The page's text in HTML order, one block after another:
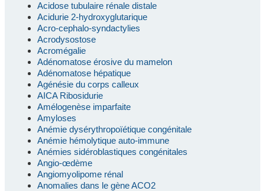
Acidose tubulaire rénale distale
Acidurie 2-hydroxyglutarique
Acro-cephalo-syndactylies
Acrodysostose
Acromégalie
Adénomatose érosive du mamelon
Adénomatose hépatique
Agénésie du corps calleux
AICA Ribosidurie
Amélogenèse imparfaite
Amyloses
Anémie dysérythropoïétique congénitale
Anémie hémolytique auto-immune
Anémies sidéroblastiques congénitales
Angio-œdème
Angiomyolipome rénal
Anomalies dans le gène ACO2